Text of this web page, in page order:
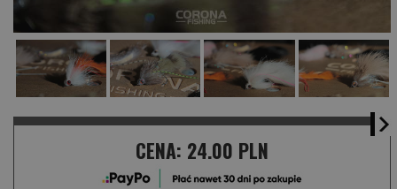
CENA: 24.00 PLN